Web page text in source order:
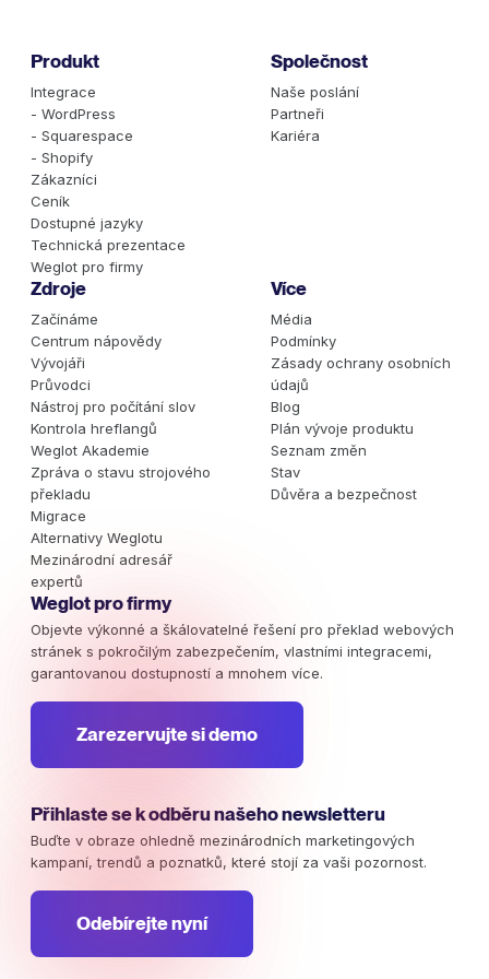
nejvíce.
Produkt
Integrace
- WordPress
- Squarespace
- Shopify
Zákazníci
Ceník
Dostupné jazyky
Technická prezentace
Weglot pro firmy
Společnost
Naše poslání
Partneři
Kariéra
Zdroje
Začínáme
Centrum nápovědy
Vývojáři
Průvodci
Nástroj pro počítání slov
Kontrola hreflangů
Weglot Akademie
Zpráva o stavu strojového
překladu
Migrace
Alternativy Weglotu
Mezinárodní adresář
expertů
Více
Média
Podmínky
Zásady ochrany osobních
údajů
Blog
Plán vývoje produktu
Seznam změn
Stav
Důvěra a bezpečnost
Weglot pro firmy
Objevte výkonné a škálovatelné řešení pro překlad webových
stránek s pokročilým zabezpečením, vlastními integracemi,
garantovanou dostupností a mnohem více.
Zarezervujte si demo
Přihlaste se k odběru našeho newsletteru
Buďte v obraze ohledně mezinárodních marketingových
kampaní, trendů a poznatků, které stojí za vaši pozornost.
Odebírejte nyní